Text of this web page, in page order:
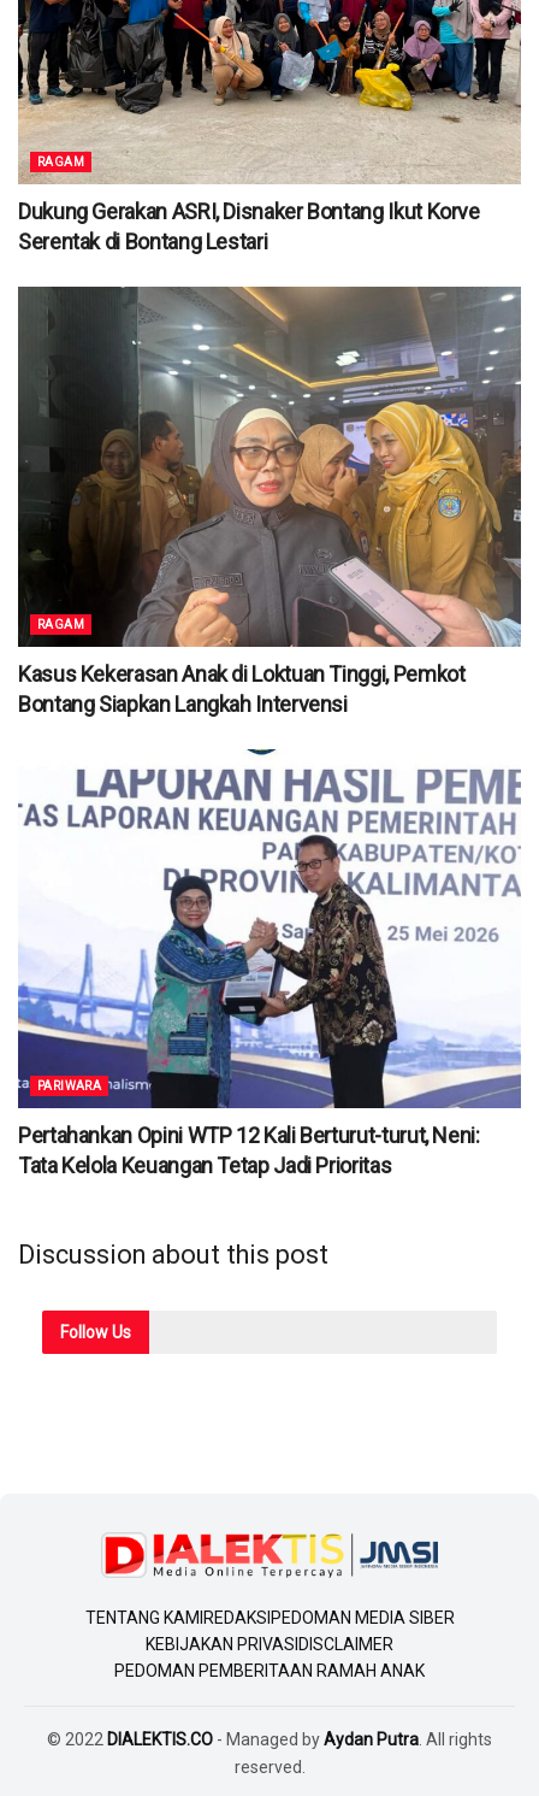
RAGAM
Dukung Gerakan ASRI, Disnaker Bontang Ikut Korve
Serentak di Bontang Lestari
RAGAM
Kasus Kekerasan Anak di Loktuan Tinggi, Pemkot
Bontang Siapkan Langkah Intervensi
PARIWARA
Pertahankan Opini WTP 12 Kali Berturut-turut, Neni:
Tata Kelola Keuangan Tetap Jadi Prioritas
Discussion about this post
FollowUs
TENTANG KAMI REDAKSI PEDOMAN MEDIA SIBER
KEBIJAKAN PRIVASI DISCLAIMER
PEDOMAN PEMBERITAAN RAMAH ANAK
© 2022 DIALEKTIS.CO - Managed byAydan Putra . All rights
reserved.